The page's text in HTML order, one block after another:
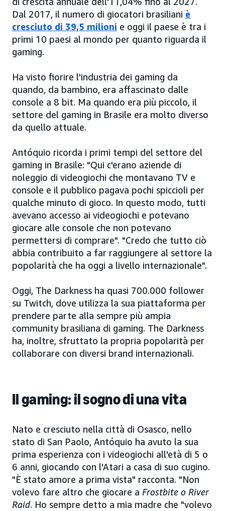
Dal 2017, il numero di giocatori brasiliani è
cresciuto di 39,5 milioni e oggi il paese è tra i
primi 10 paesi al mondo per quanto riguarda il
gaming.
Ha visto fiorire l'industria dei gaming da
quando, da bambino, era affascinato dalle
console a 8 bit. Ma quando era più piccolo, il
settore del gaming in Brasile era molto diverso
da quello attuale.
Antóquio ricorda i primi tempi del settore del
gaming in Brasile: "Qui c'erano aziende di
noleggio di videogiochi che montavano TV e
console e il pubblico pagava pochi spiccioli per
qualche minuto di gioco. In questo modo, tutti
avevano accesso ai videogiochi e potevano
giocare alle console che non potevano
permettersi di comprare". "Credo che tutto ciò
abbia contribuito a far raggiungere al settore la
popolarità che ha oggi a livello internazionale".
Oggi, The Darkness ha quasi 700.000 follower
su Twitch, dove utilizza la sua piattaforma per
prendere parte alla sempre più ampia
community brasiliana di gaming. The Darkness
ha, inoltre, sfruttato la propria popolarità per
collaborare con diversi brand internazionali.
Il gaming: il sogno di una vita
Nato e cresciuto nella città di Osasco, nello
stato di San Paolo, Antóquio ha avuto la sua
prima esperienza con i videogiochi all'età di 5 o
6 anni, giocando con l'Atari a casa di suo cugino.
"È stato amore a prima vista" racconta. "Non
volevo fare altro che giocare a Frostbite o River
Raid. Ho sempre detto a mia madre che "volevo